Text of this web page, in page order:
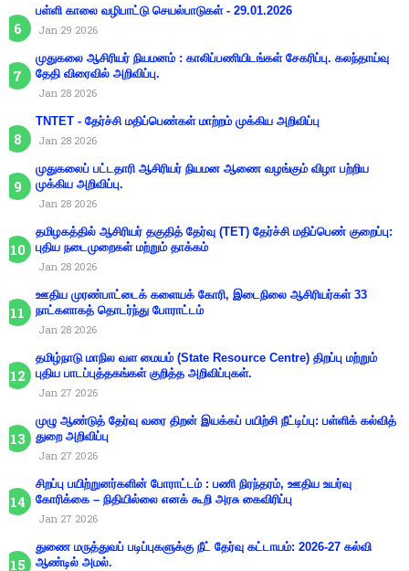
பள்ளி காலை வழிபாட்டு செயல்பாடுகள் - 29.01.2026
Jan 29 2026
முதுகலை ஆசிரியர் நியமனம் : காலிப்பணியிடங்கள் சேகரிப்பு. கலந்தாய்வு
தேதி விரைவில் அறிவிப்பு.
Jan 28 2026
TNTET - தேர்ச்சி மதிப்பெண்கள் மாற்றம் முக்கிய அறிவிப்பு
Jan 28 2026
முதுகலைப் பட்டதாரி ஆசிரியர் நியமன ஆணை வழங்கும் விழா பற்றிய
முக்கிய அறிவிப்பு.
Jan 28 2026
தமிழகத்தில் ஆசிரியர் தகுதித் தேர்வு (TET) தேர்ச்சி மதிப்பெண் குறைப்பு:
புதிய நடைமுறைகள் மற்றும் தாக்கம்
Jan 28 2026
ஊதிய முரண்பாட்டைக் களையக் கோரி, இடைநிலை ஆசிரியர்கள் 33
நாட்களாகத் தொடர்ந்து போராட்டம்
Jan 28 2026
தமிழ்நாடு மாநில வள மையம் (State Resource Centre) திறப்பு மற்றும்
புதிய பாடப்புத்தகங்கள் குறித்த அறிவிப்புகள்.
Jan 27 2026
முழு ஆண்டுத் தேர்வு வரை திறன் இயக்கப் பயிற்சி நீட்டிப்பு: பள்ளிக் கல்வித்
துறை அறிவிப்பு
Jan 27 2026
சிறப்பு பயிற்றுனர்களின் போராட்டம் : பணி நிரந்தரம், ஊதிய உயர்வு
கோரிக்கை – நிதியில்லை எனக் கூறி அரசு கைவிரிப்பு
Jan 27 2026
துணை மருத்துவப் படிப்புகளுக்கு நீட் தேர்வு கட்டாயம்: 2026-27 கல்வி
ஆண்டில் அமல்.